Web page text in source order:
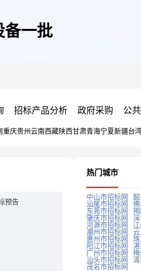
备一批
招标产品分析 政府采购 公
重庆贵州 云南西藏陕西甘肃青海宁夏新疆台
预告
热门城市
中山市招标网
韶
汕尾市招标网
佛
东莞市招标网
揭
肇庆市招标网
深
河源市招标网
江
潮州市招标网
云
惠州市招标网
珠
阳江市招标网
湛
广州市招标网
梅
汕头市招标网
清
茂名市招标网